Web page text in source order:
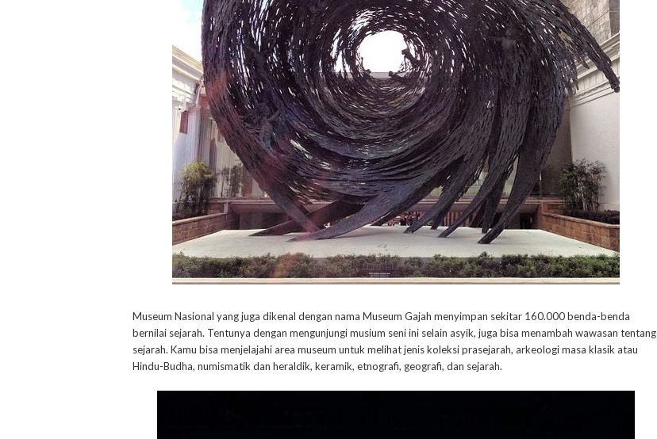
Museum Nasional yang juga dikenal dengan nama Museum Gajah menyimpan sekitar 160.000 benda-benda
bernilai sejarah. Tentunya dengan mengunjungi musium seni ini selain asyik, juga bisa menambah wawasan tentang
sejarah. Kamu bisa menjelajahi area museum untuk melihat jenis koleksi prasejarah, arkeologi masa klasik atau
Hindu-Budha, numismatik dan heraldik, keramik, etnografi, geografi, dan sejarah.